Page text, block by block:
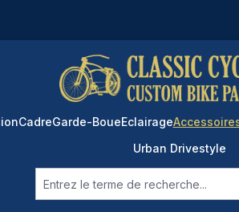
CadreGarde-BoueEclairage
Urban Drivestyle